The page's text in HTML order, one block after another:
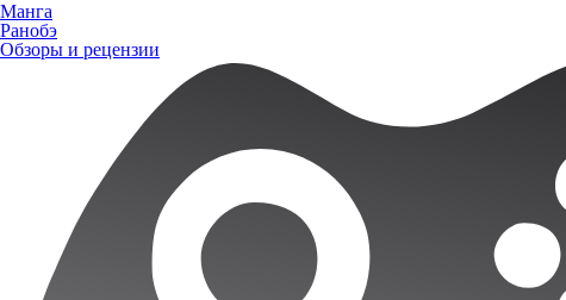
Манга
Ранобэ
Обзоры и рецензии